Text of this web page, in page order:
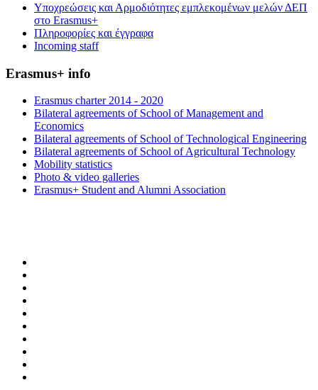
Υποχρεώσεις και Αρμοδιότητες εμπλεκομένων μελών ΔΕΠ
στο Erasmus+
Πληροφορίες και έγγραφα
Incoming staff
Erasmus+ info
Erasmus charter 2014 - 2020
Bilateral agreements of School of Management and
Economics
Bilateral agreements of School of Technological Engineering
Bilateral agreements of School of Agricultural Technology
Mobility statistics
Photo & video galleries
Erasmus+ Student and Alumni Association